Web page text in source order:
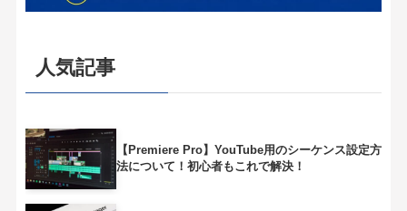
人気記事
【Premiere Pro】YouTube用のシーケンス設定方
法について！初心者もこれで解決！